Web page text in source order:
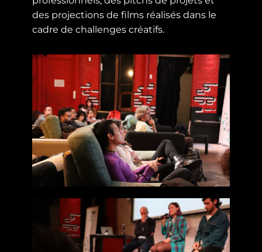
des projections de films réalisés dans le
cadre de challenges créatifs.